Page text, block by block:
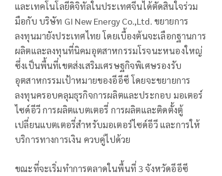
และเทคโนโลยีดิจิทัลในประเทศจีนได้ตัดสินใจร่วม
มือกับ บริษัท GI New Energy Co.,Ltd. ขยายการ
ลงทุนมายังประเทศไทย โดยเบื้องต้นจะเลือกฐานการ
ผลิตและลงทุนที่นิคมอุตสาหกรรมโรจนะหนองใหญ่
ซึ่งเป็นพื้นที่เขตส่งเสริมเศรษฐกิจพิเศษรองรับ
อุตสาหกรรมเป้าหมายของอีอีซี โดยจะขยายการ
ลงทุนครอบคลุมธุรกิจการผลิตและประกอบ มอเตอร์
ไซด์อีวี การผลิตแบตเตอรี่ การผลิตและติดตั้งตู้
เปลี่ยนแบตเตอรี่สำหรับมอเตอร์ไซด์อีวี และการให้
บริการทางการเงิน ควบคู่ไปด้วย
ขณะที่จะเริ่มทำการตลาดในพื้นที่ 3 จังหวัดอีอีซี